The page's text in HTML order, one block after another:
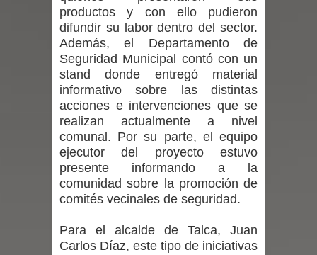
impacto ambiental
incentivos a usuarios de PRODESAL
de la provincia de Linares
Municipalidad de Curicó apuesta a la
innovación en tecnología educativa
con nuevas pantallas interactivas del
Municipalidad de Curicó inició
productos y con ello pudieron
difundir su labor dentro del sector.
Además, el Departamento de
Seguridad Municipal contó con un
stand donde entregó material
informativo sobre las distintas
acciones e intervenciones que se
realizan actualmente a nivel
comunal. Por su parte, el equipo
ejecutor del proyecto estuvo
presente informando a la
comunidad sobre la promoción de
comités vecinales de seguridad.
Para el alcalde de Talca, Juan
Carlos Díaz, este tipo de iniciativas